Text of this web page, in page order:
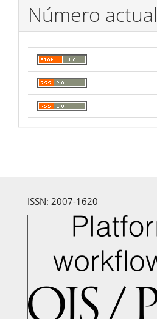
Número actual
ISSN: 2007-1620